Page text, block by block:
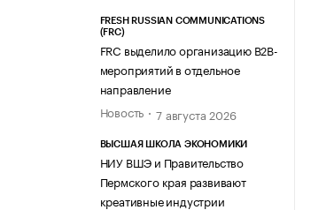
FRESH RUSSIAN COMMUNICATIONS
(FRC)
FRC выделило организацию B2B-
мероприятий в отдельное
направление
Новость
7 августа 2026
ВЫСШАЯ ШКОЛА ЭКОНОМИКИ
НИУ ВШЭ и Правительство
Пермского края развивают
креативные индустрии